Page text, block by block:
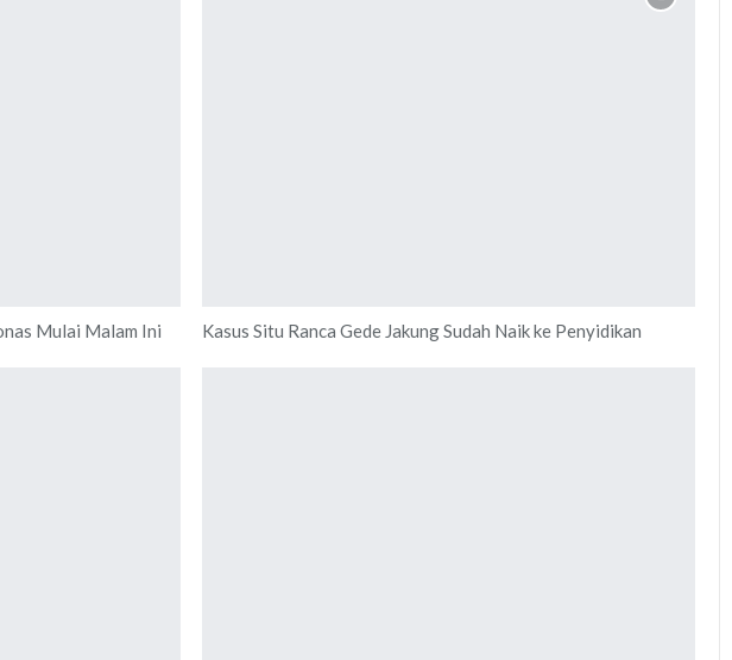
Mulai Malam Ini Kasus Situ Ranca Gede Jakung Sudah Naik ke Penyidikan